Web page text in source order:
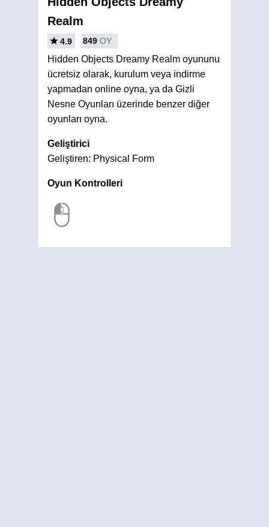
Realm
4.9 849 OY
Hidden Objects Dreamy Realm oyununu
ücretsiz olarak, kurulum veya indirme
yapmadan online oyna, ya da Gizli
Nesne Oyunları üzerinde benzer diğer
oyunları oyna.
Geliştirici
Geliştiren: Physical Form
Oyun Kontrolleri